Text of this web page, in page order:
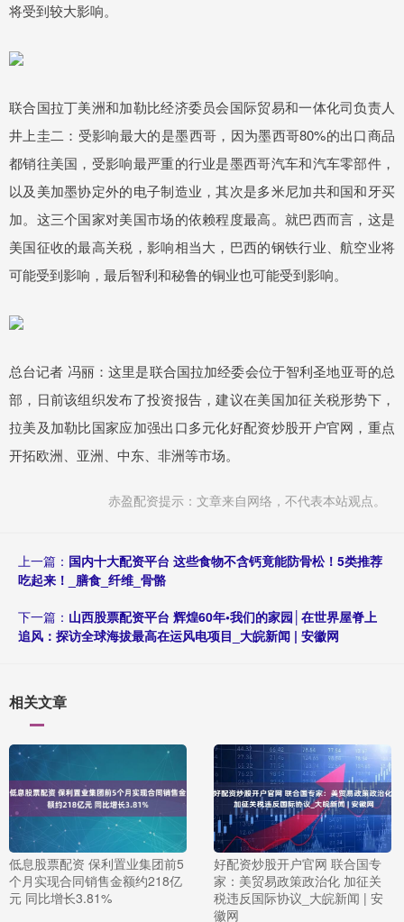
将受到较大影响。
联合国拉丁美洲和加勒比经济委员会国际贸易和一体化司负责人
井上圭二：受影响最大的是墨西哥，因为墨西哥80%的出口商品
都销往美国，受影响最严重的行业是墨西哥汽车和汽车零部件，
以及美加墨协定外的电子制造业，其次是多米尼加共和国和牙买
加。这三个国家对美国市场的依赖程度最高。就巴西而言，这是
美国征收的最高关税，影响相当大，巴西的钢铁行业、航空业将
可能受到影响，最后智利和秘鲁的铜业也可能受到影响。
总台记者 冯丽：这里是联合国拉加经委会位于智利圣地亚哥的总
部，日前该组织发布了投资报告，建议在美国加征关税形势下，
拉美及加勒比国家应加强出口多元化好配资炒股开户官网，重点
开拓欧洲、亚洲、中东、非洲等市场。
赤盈配资提示：文章来自网络，不代表本站观点。
上一篇： 国内十大配资平台 这些食物不含钙竟能防骨松！5类推荐
吃起来！_膳食_纤维_骨骼
下一篇： 山西股票配资平台 辉煌60年•我们的家园│在世界屋脊上
追风：探访全球海拔最高在运风电项目_大皖新闻 | 安徽网
相关文章
低息股票配资 保利置业集团前5
个月实现合同销售金额约218亿
元 同比增长3.81%
好配资炒股开户官网 联合国专
家：美贸易政策政治化 加征关
税违反国际协议_大皖新闻 | 安
徽网